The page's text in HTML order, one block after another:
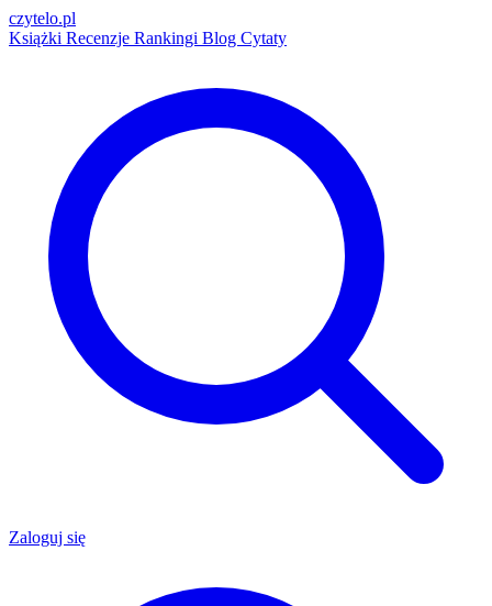
czytelo.pl
Książki Recenzje Rankingi Blog Cytaty
Zaloguj się